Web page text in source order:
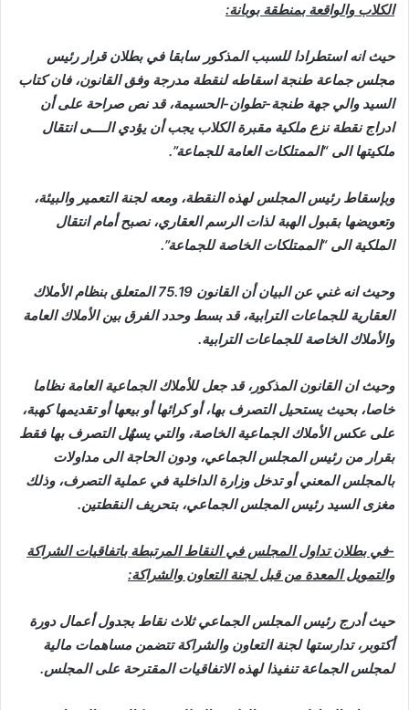
الكلاب والواقعة بمنطقة بوبانة:
حيث انه استطرادا للسبب المذكور سابقا في بطلان قرار رئيس
مجلس جماعة طنجة اسقاطه لنقطة مدرجة وفق القانون، فان كتاب
السيد والي جهة طنجة-تطوان-الحسيمة، قد نص صراحة على أن
ادراج نقطة نزع ملكية مقبرة الكلاب يجب أن يؤدي الــــى انتقال
ملكيتها الى “الممتلكات العامة للجماعة”.
وبإسقاط رئيس المجلس لهذه النقطة، ومعه لجنة التعمير والبيئة،
وتعويضها بقبول الهبة لذات الرسم العقاري، نصبح أمام انتقال
الملكية الى “الممتلكات الخاصة للجماعة”.
وحيث انه غني عن البيان أن القانون 75.19 المتعلق بنظام الأملاك
العقارية للجماعات الترابية، قد بسط وحدد الفرق بين الأملاك العامة
والأملاك الخاصة للجماعات الترابية.
وحيث ان القانون المذكور، قد جعل للأملاك الجماعية العامة نظاما
خاصا، بحيث يستحيل التصرف بها، أو كرائها أو بيعها أو تقديمها كهبة،
على عكس الأملاك الجماعية الخاصة، والتي يسهٌل التصرف بها فقط
بقرار من رئيس المجلس الجماعي، ودون الحاجة الى مداولات
بالمجلس المعني أو تدخل وزارة الداخلية في عملية التصرف، وذلك
مغزى السيد رئيس المجلس الجماعي، بتحريف النقطتين.
-في بطلان تداول المجلس في النقاط المرتبطة باتفاقيات الشراكة
والتمويل المعدة من قبل لجنة التعاون والشراكة:
حيث أدرج رئيس المجلس الجماعي ثلاث نقاط بجدول أعمال دورة
أكتوبر، تدارستها لجنة التعاون والشراكة تتضمن مساهمات مالية
لمجلس الجماعة تنفيذا لهذه الاتفاقيات المقترحة على المجلس.